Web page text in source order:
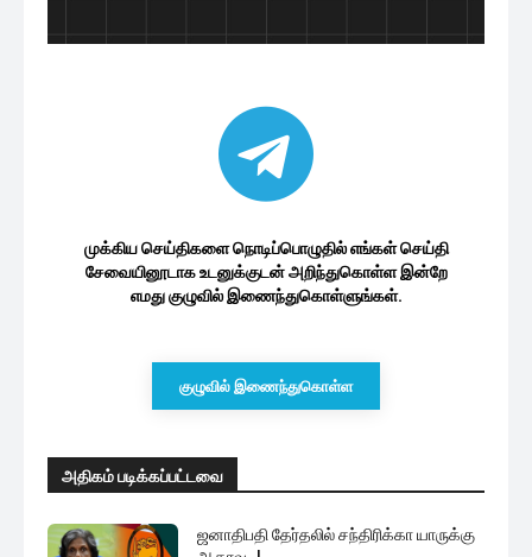
முக்கிய செய்திகளை நொடிப்பொழுதில் எங்கள் செய்தி
சேவையினூடாக உடனுக்குடன் அறிந்துகொள்ள இன்றே
எமது குழுவில் இணைந்துகொள்ளுங்கள்.
குழுவில் இணைந்துகொள்ள